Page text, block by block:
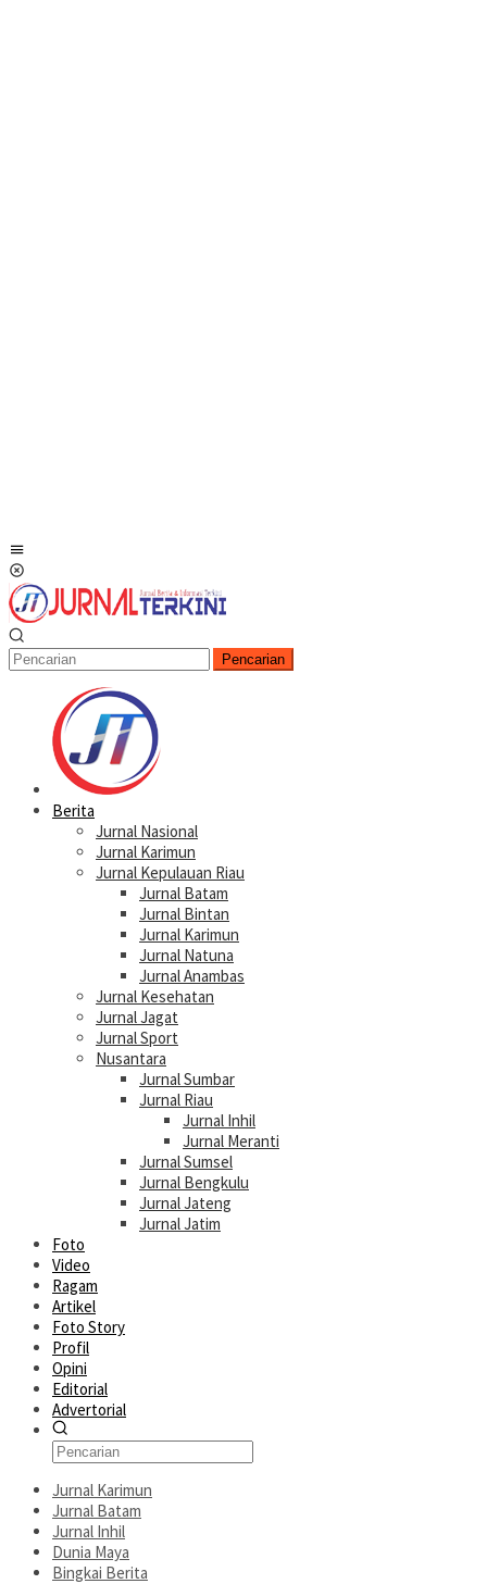
Pencarian
Berita
Jurnal Nasional
Jurnal Karimun
Jurnal Kepulauan Riau
Jurnal Batam
Jurnal Bintan
Jurnal Karimun
Jurnal Natuna
Jurnal Anambas
Jurnal Kesehatan
Jurnal Jagat
Jurnal Sport
Nusantara
Jurnal Sumbar
Jurnal Riau
Jurnal Inhil
Jurnal Meranti
Jurnal Sumsel
Jurnal Bengkulu
Jurnal Jateng
Jurnal Jatim
Foto
Video
Ragam
Artikel
Foto Story
Profil
Opini
Editorial
Advertorial
Jurnal Karimun
Jurnal Batam
Jurnal Inhil
Dunia Maya
Bingkai Berita